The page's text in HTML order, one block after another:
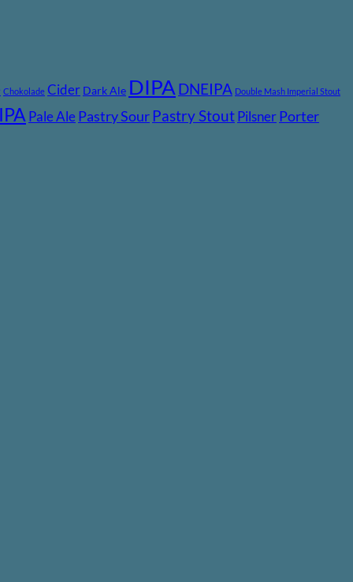
Chokolade Cider Dark Ale DIPA DNEIPA Double Mash Imperial Stout
Pale Ale Pastry Sour Pastry Stout Pilsner Porter